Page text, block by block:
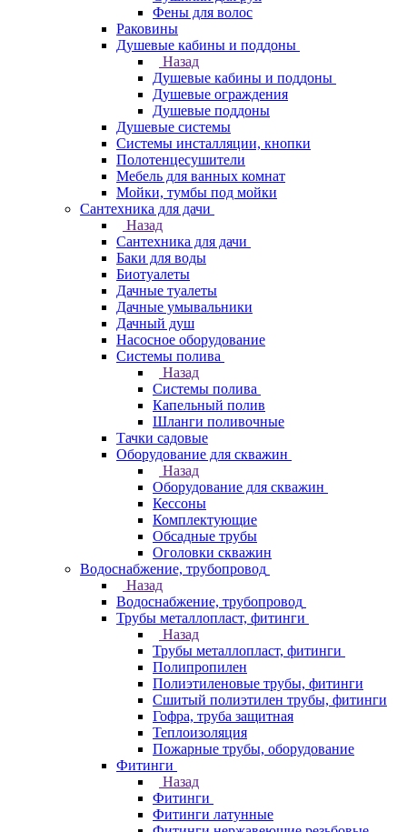
Фены для волос
Раковины
Душевые кабины и поддоны
Назад
Душевые кабины и поддоны
Душевые ограждения
Душевые поддоны
Душевые системы
Системы инсталляции, кнопки
Полотенцесушители
Мебель для ванных комнат
Мойки, тумбы под мойки
Сантехника для дачи
Назад
Сантехника для дачи
Баки для воды
Биотуалеты
Дачные туалеты
Дачные умывальники
Дачный душ
Насосное оборудование
Системы полива
Назад
Системы полива
Капельный полив
Шланги поливочные
Тачки садовые
Оборудование для скважин
Назад
Оборудование для скважин
Кессоны
Комплектующие
Обсадные трубы
Оголовки скважин
Водоснабжение, трубопровод
Назад
Водоснабжение, трубопровод
Трубы металлопласт, фитинги
Назад
Трубы металлопласт, фитинги
Полипропилен
Полиэтиленовые трубы, фитинги
Сшитый полиэтилен трубы, фитинги
Гофра, труба защитная
Теплоизоляция
Пожарные трубы, оборудование
Фитинги
Назад
Фитинги
Фитинги латунные